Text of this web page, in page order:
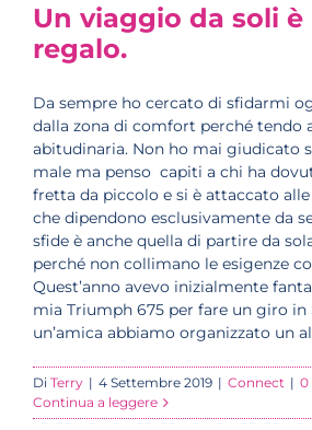
Un viaggio da soli è
regalo.
Da sempre ho cercato di sfidarmi
dalla zona di comfort perché tendo
abitudinaria. Non ho mai giudicato
male ma penso capiti a chi ha
fretta da piccolo e si è attaccato
che dipendono esclusivamente da
sfide è anche quella di partire da
perché non collimano le esigenze
Quest’anno avevo inizialmente
mia Triumph 675 per fare un giro in
un’amica abbiamo organizzato un
Di Terry | 4 Settembre 2019 | Connect | 0
Continua a leggere